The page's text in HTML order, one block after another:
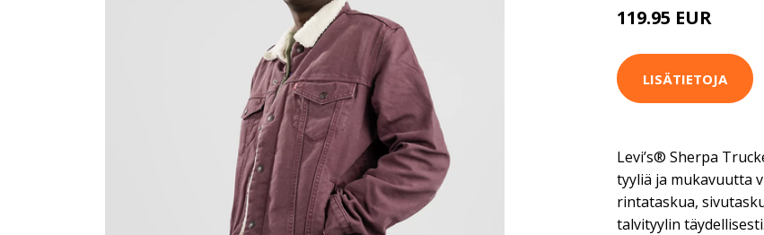
119.95 EUR
LISÄTIETOJA
Levi’s® Sherpa
tyyliä ja mukavuutta
rintataskua,
talvityylin